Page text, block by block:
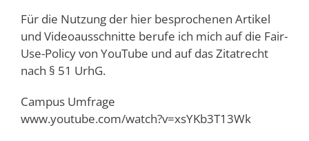
Für die Nutzung der hier besprochenen Artikel
und Videoausschnitte berufe ich mich auf die Fair-
Use-Policy von YouTube und auf das Zitatrecht
nach § 51 UrhG.
Campus Umfrage
www.youtube.com/watch?v=xsYKb3T13Wk